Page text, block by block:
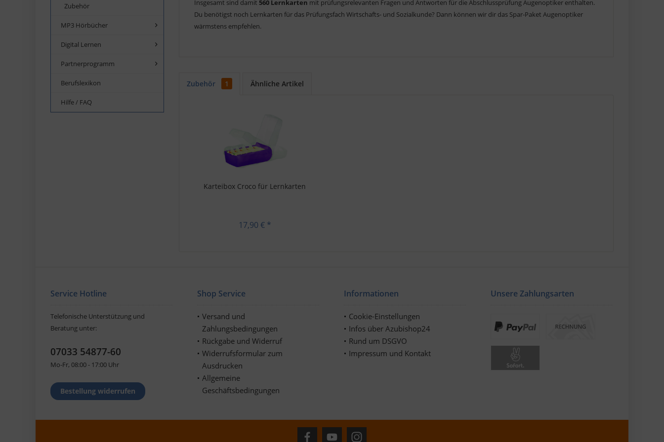
Zubehör
MP3 Hörbücher
Digital Lernen
Partnerprogramm
Berufslexikon
Hilfe / FAQ
Insgesamt sind damit 560 Lernkarten mit prüfungsrelevanten Fragen und Antworten für die Abschlussprüfung Augenoptiker enthalten.
Du benötigst noch Lernkarten für das Prüfungsfach Wirtschafts- und Sozialkunde? Dann können wir dir das Spar-Paket Augenoptiker
wärmstens empfehlen.
Zubehör 1 Ähnliche Artikel
Karteibox Croco für Lernkarten
17,90 € *
Service Hotline
Telefonische Unterstützung und
Beratung unter:
07033 54877-60
Mo-Fr, 08:00 - 17:00 Uhr
Bestellung widerrufen
Shop Service
Versand und
Zahlungsbedingungen
Rückgabe und Widerruf
Widerrufsformular zum
Ausdrucken
Allgemeine
Geschäftsbedingungen
Informationen
Cookie-Einstellungen
Infos über Azubishop24
Rund um DSGVO
Impressum und Kontakt
Unsere Zahlungsarten